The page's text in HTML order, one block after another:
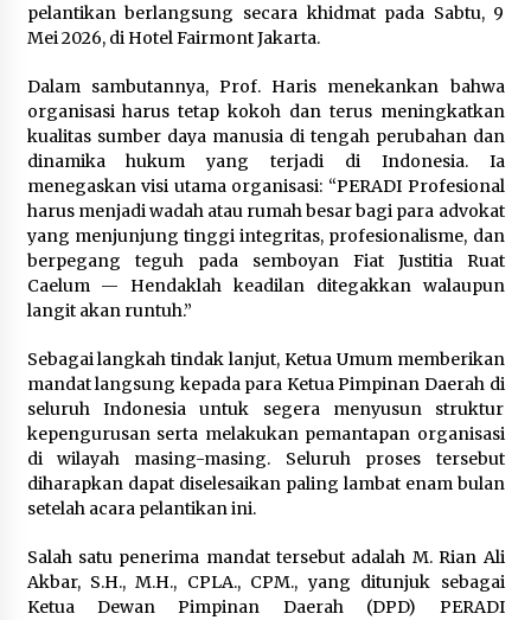
Pemenang Sayembara Logo HUT ke-
19 Kota Serang
5 Agustus 2026
Polres Cilegon Gelar Apel
Kesiapsiagaan Hadapi Ancaman
Kebakaran Akibat Fenomena El Niño
5 Agustus 2026
Pemkot Cilegon Sampaikan
Rancangan KUA PPAS 2027,
Pendapatan Ditarget Rp2,03 Triliun
5 Agustus 2026
Melalui Ikrar Napiter, Lapas Cilegon
Dorong Reintegrasi Sosial
Berlandaskan Nilai Kebangsaan
5 Agustus 2026
pelantikan berlangsung secara khidmat pada Sabtu, 9
Mei 2026, di Hotel Fairmont Jakarta.
Dalam sambutannya, Prof. Haris menekankan bahwa
organisasi harus tetap kokoh dan terus meningkatkan
kualitas sumber daya manusia di tengah perubahan dan
dinamika hukum yang terjadi di Indonesia. Ia
menegaskan visi utama organisasi: “PERADI Profesional
harus menjadi wadah atau rumah besar bagi para advokat
yang menjunjung tinggi integritas, profesionalisme, dan
berpegang teguh pada semboyan Fiat Justitia Ruat
Caelum — Hendaklah keadilan ditegakkan walaupun
langit akan runtuh.”
Sebagai langkah tindak lanjut, Ketua Umum memberikan
mandat langsung kepada para Ketua Pimpinan Daerah di
seluruh Indonesia untuk segera menyusun struktur
kepengurusan serta melakukan pemantapan organisasi
di wilayah masing-masing. Seluruh proses tersebut
diharapkan dapat diselesaikan paling lambat enam bulan
setelah acara pelantikan ini.
Salah satu penerima mandat tersebut adalah M. Rian Ali
Akbar, S.H., M.H., CPLA., CPM., yang ditunjuk sebagai
Ketua Dewan Pimpinan Daerah (DPD) PERADI